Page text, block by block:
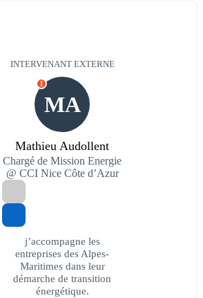
INTERVENANT EXTERNE
MA
I
Mathieu Audollent
Chargé de Mission Energie
@ CCI Nice Côte d’Azur
j’accompagne les
entreprises des Alpes-
Maritimes dans leur
démarche de transition
énergétique.